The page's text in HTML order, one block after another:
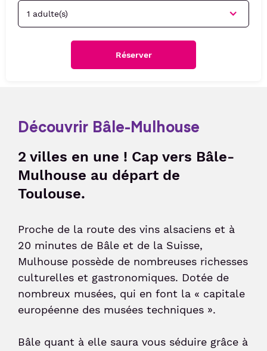
Compagnies & Charters
Suivi de commande de billets
Liaisons Bus
Réservez votre parking
Animations culturelles
Détente et divertissement
Shop & Collect
Passer le contrôle sûreté
Après votre voyage
Douane
Détaxe
Passagers
Voyager en Famille
Sénior et PMR
Politique sociétale
Confiance clientsRéserver
Découvrir Bâle-Mulhouse
2 villes en une ! Cap vers Bâle-
Mulhouse au départ de
Toulouse.
Proche de la route des vins alsaciens et à
20 minutes de Bâle et de la Suisse,
Mulhouse possède de nombreuses richesses
culturelles et gastronomiques. Dotée de
nombreux musées, qui en font la « capitale
européenne des musées techniques ».
Bâle quant à elle saura vous séduire grâce à